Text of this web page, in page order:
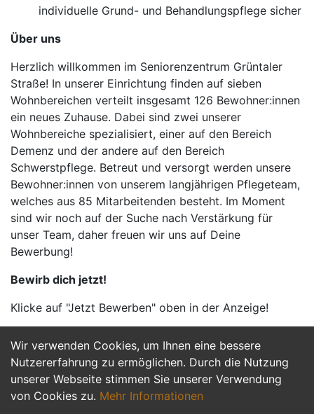
Wir verwenden Cookies, um Ihnen eine bessere
Nutzererfahrung zu ermöglichen. Durch die Nutzung
unserer Webseite stimmen Sie unserer Verwendung
von Cookies zu. Mehr Informationen
individuelle Grund- und Behandlungspflege sicher
Über uns
Herzlich willkommen im Seniorenzentrum Grüntaler
Straße! In unserer Einrichtung finden auf sieben
Wohnbereichen verteilt insgesamt 126 Bewohner:innen
ein neues Zuhause. Dabei sind zwei unserer
Wohnbereiche spezialisiert, einer auf den Bereich
Demenz und der andere auf den Bereich
Schwerstpflege. Betreut und versorgt werden unsere
Bewohner:innen von unserem langjährigen Pflegeteam,
welches aus 85 Mitarbeitenden besteht. Im Moment
sind wir noch auf der Suche nach Verstärkung für
unser Team, daher freuen wir uns auf Deine
Bewerbung!
Bewirb dich jetzt!
Klicke auf "Jetzt Bewerben" oben in der Anzeige!
Jetzt Bewerben